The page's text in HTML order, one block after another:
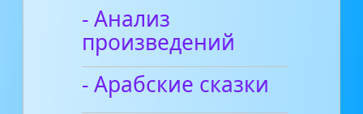
- Анализ
произведений
- Арабские сказки